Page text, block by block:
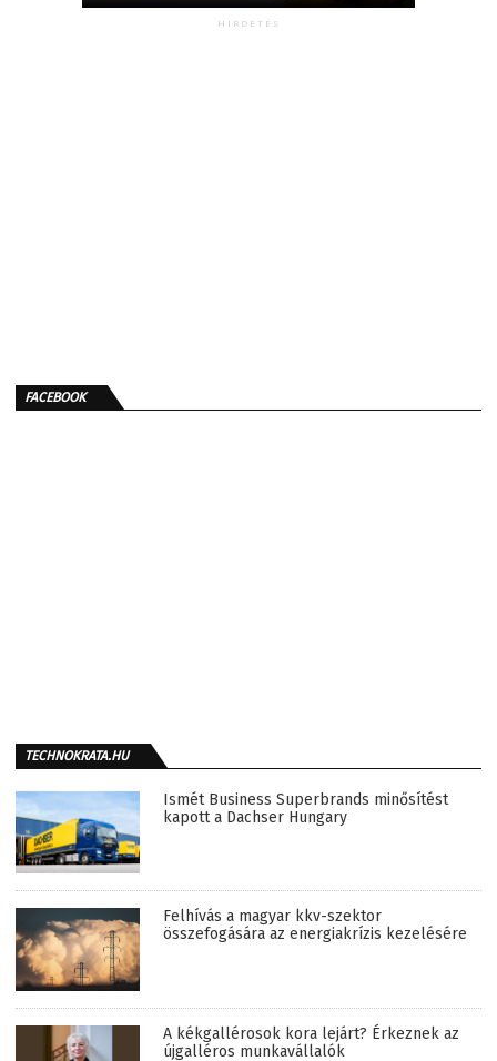
HIRDETÉS
FACEBOOK
TECHNOKRATA.HU
Ismét Business Superbrands minősítést
kapott a Dachser Hungary
Felhívás a magyar kkv-szektor
összefogására az energiakrízis kezelésére
A kékgallérosok kora lejárt? Érkeznek az
újgalléros munkavállalók